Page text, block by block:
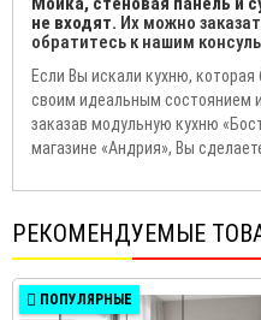
не входят. Их можно
обратитесь к нашим
Если Вы искали кухню,
своим идеальным состоянием
заказав модульную кухню
магазине «Андрия», Вы
РЕКОМЕНДУЕМЫЕ
ПОПУЛЯРНЫЕ